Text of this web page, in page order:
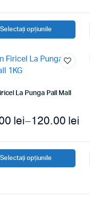
Selectați opțiunile
La Punga Pall Mall
120.00 lei
–
lei
Selectați opțiunile